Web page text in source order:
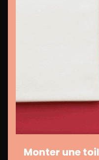
Monter une